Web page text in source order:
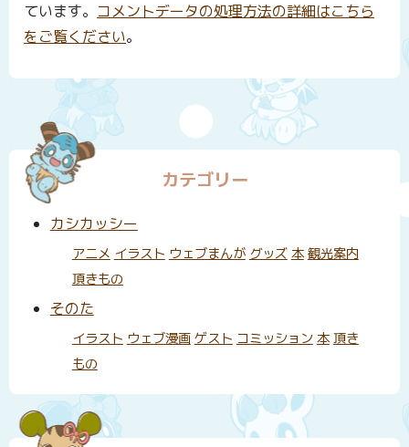
ています。 コメントデータの処理方法の詳細はこちら
をご覧ください。
カテゴリー
カシカッシー
アニメ イラスト ウェブまんが グッズ 本 観光案内
頂きもの
そのた
イラスト ウェブ漫画 ゲスト コミッション 本 頂き
もの